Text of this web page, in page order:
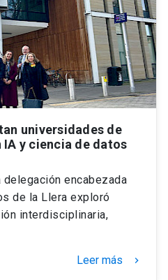
universidades de
y ciencia de datos
delegación encabezada
de la Llera exploró
interdisciplinaria,
Leer más keyboard_arrow_right